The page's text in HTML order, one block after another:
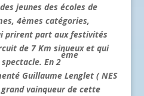
jeunes des écoles de
4èmes catégories,
prirent part aux festivités
de 7 Km sinueux et qui
En 2
ème
Guillaume Lenglet ( NES
vainqueur de cette